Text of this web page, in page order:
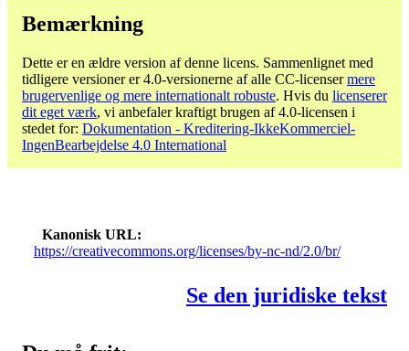
Bemærkning
Dette er en ældre version af denne licens. Sammenlignet med
tidligere versioner er 4.0-versionerne af alle CC-licensermere
brugervenlige og mere internationalt robuste. Hvis du licenserer
dit eget værk, vi anbefaler kraftigt brugen af ​​4.0-licensen i
stedet for: Dokumentation - Kreditering-IkkeKommerciel-
IngenBearbejdelse 4.0 International
Kanonisk URL
https://creativecommons.org/licenses/by-nc-nd/2.0/br/
Se den juridiske tekst